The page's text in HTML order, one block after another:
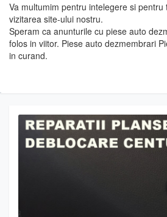
Va multumim pentru intelegere si
vizitarea site-ului nostru.
Speram ca anunturile cu piese auto
folos in viitor. Piese auto dezmembrari
in curand.